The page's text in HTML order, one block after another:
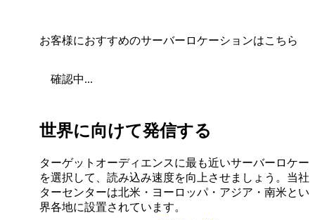
お客様におすすめのサーバーロケーションはこちら
確認中...
世界に向けて発信する
ターゲットオーディエンスに最も近いサーバーロケー
を選択して、読み込み速度を向上させましょう。当社
ターセンターは北米・ヨーロッパ・アジア・南米とい
界各地に設置されています。